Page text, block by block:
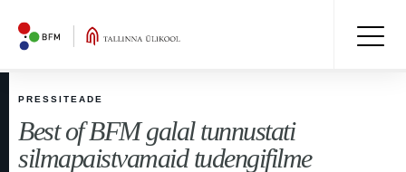
PRESSITEADE
Best of BFM galal tunnustati
silmapaistvamaid tudengifilme